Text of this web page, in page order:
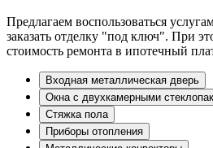
Предлагаем воспользоваться
заказать отделку "под ключ". При
стоимость ремонта в ипотечный
Входная металлическая дверь
Окна с двухкамерными
Стяжка пола
Приборы отопления